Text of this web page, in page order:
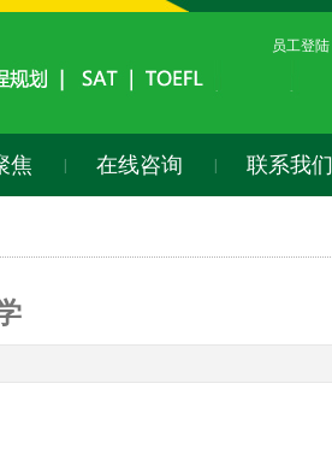
员工登陆
焦 在线咨询 联系我们